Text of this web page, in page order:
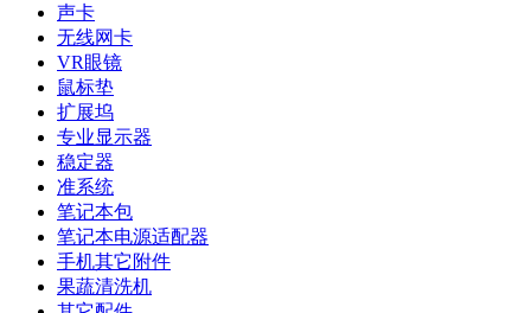
声卡
无线网卡
VR眼镜
鼠标垫
扩展坞
专业显示器
稳定器
准系统
笔记本包
笔记本电源适配器
手机其它附件
果蔬清洗机